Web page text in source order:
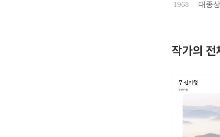
작품에
김승옥
다. 기성
게 띤다.
한 삶에
기의 아
1968
대종
작가의 전